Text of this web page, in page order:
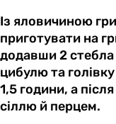
Із яловичиною
приготувати на
додавши 2 стебла
цибулю та
1,5 години, а
сіллю й перцем.